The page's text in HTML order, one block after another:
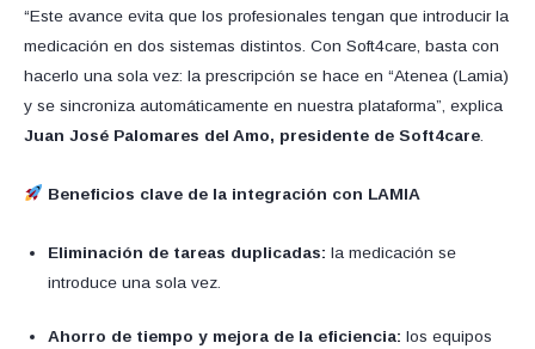
“Este avance evita que los profesionales tengan que introducir la
medicación en dos sistemas distintos. Con Soft4care, basta con
hacerlo una sola vez: la prescripción se hace en “Atenea (Lamia)
y se sincroniza automáticamente en nuestra plataforma”, explica
Juan José Palomares del Amo, presidente de Soft4care
Beneficios clave de la integración con LAMIA
Eliminación de tareas duplicadas: la medicación se
introduce una sola vez.
Ahorro de tiempo y mejora de la eficiencia: los equipos